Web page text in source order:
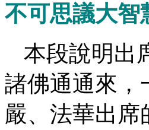
不可思議大智
本段說明出
諸佛通通來，
嚴、法華出